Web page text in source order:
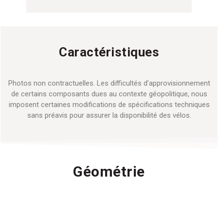
Caractéristiques
Photos non contractuelles. Les difficultés d’approvisionnement
de certains composants dues au contexte géopolitique, nous
imposent certaines modifications de spécifications techniques
sans préavis pour assurer la disponibilité des vélos.
Géométrie